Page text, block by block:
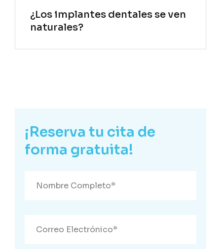
¿Los implantes dentales se ven
naturales?
¡Reserva tu cita de
forma gratuita!